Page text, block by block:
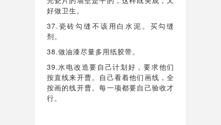
好做卫生。
37.瓷砖勾缝不该用白水泥。买勾缝
剂。
38.做油漆尽量多用纸胶带。
39.水电改造要自己计划好，要求他们
按直线来开曹。自己看着他们画线，全
按画的线开曹。每一项都要自己验收才
行。